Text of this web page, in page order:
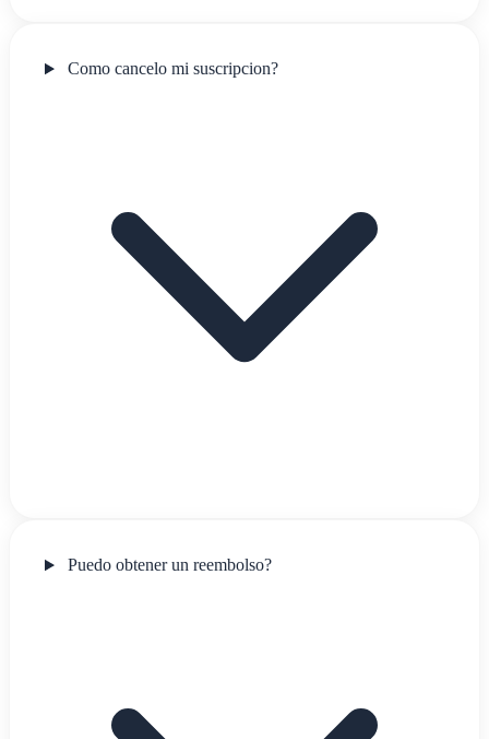
Como cancelo mi suscripcion?
Puedo obtener un reembolso?